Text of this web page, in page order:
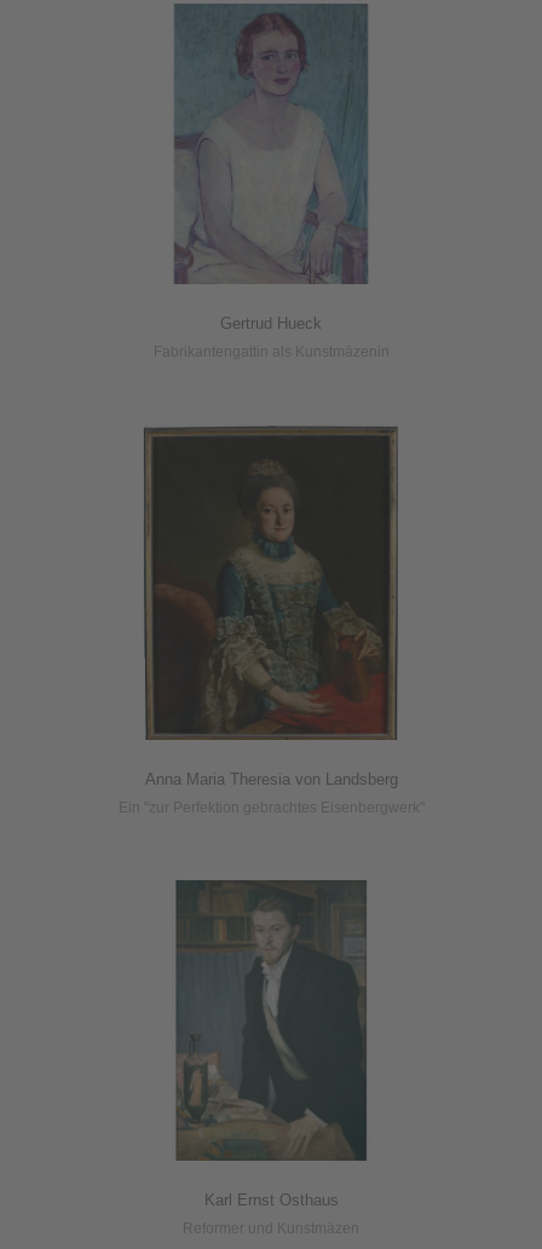
Gertrud Hueck
Fabrikantengattin als Kunstmäzenin
Anna Maria Theresia von Landsberg
Ein "zur Perfektion gebrachtes Eisenbergwerk"
Karl Ernst Osthaus
Reformer und Kunstmäzen